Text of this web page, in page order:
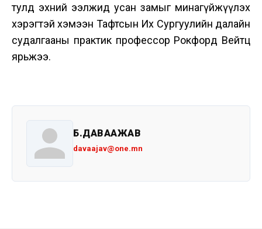
тулд эхний ээлжид усан замыг минагүйжүүлэх
хэрэгтэй хэмээн Тафтсын Их Сургуулийн далайн
судалгааны практик профессор Рокфорд Вейтц
ярьжээ.
Б.ДАВААЖАВ
davaajav@one.mn